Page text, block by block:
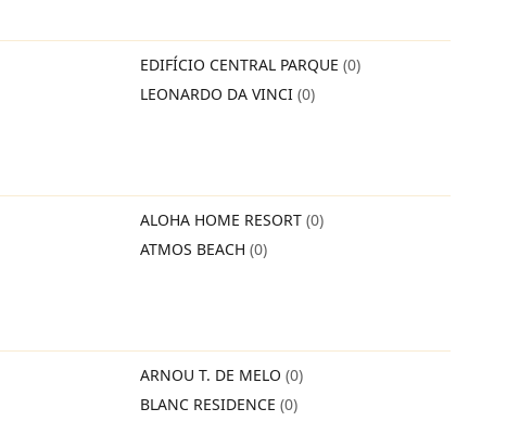
EDIFÍCIO CENTRAL PARQUE (0)
LEONARDO DA VINCI (0)
ALOHA HOME RESORT (0)
ATMOS BEACH (0)
ARNOU T. DE MELO (0)
BLANC RESIDENCE (0)